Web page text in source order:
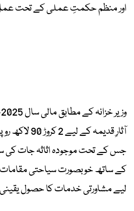
اور منظم حکمتِ عملی کے تحت
آثارِ قدیمہ کے
جس کے تحت موجودہ اثاثہ جات کی
کے ساتھ خوبصورت سیاحتی
لیے مشاورتی خدمات کا حصول یقینی